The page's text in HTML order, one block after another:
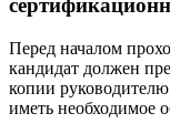
Перед началом
кандидат должен
копии руководителю
иметь необходимое